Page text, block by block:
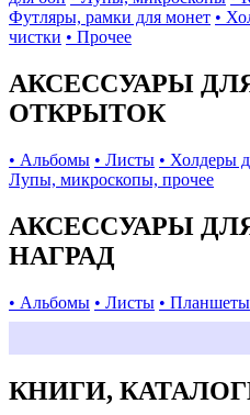
Футляры, рамки для монет •
чистки • Прочее
АКСЕССУАРЫ
ОТКРЫТОК
• Альбомы • Листы • Холдеры
Лупы, микроскопы, прочее
АКСЕССУАРЫ
НАГРАД
• Альбомы • Листы • Планшеты
КНИГИ,